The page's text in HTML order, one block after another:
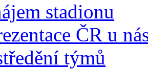
stadionu
ČR u
týmů